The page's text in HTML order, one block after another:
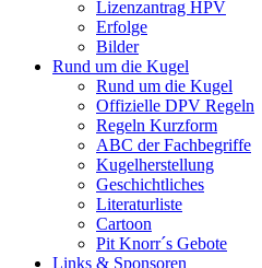
Lizenzantrag HPV
Erfolge
Bilder
Rund um die Kugel
Rund um die Kugel
Offizielle DPV Regeln
Regeln Kurzform
ABC der Fachbegriffe
Kugelherstellung
Geschichtliches
Literaturliste
Cartoon
Pit Knorr´s Gebote
Links & Sponsoren